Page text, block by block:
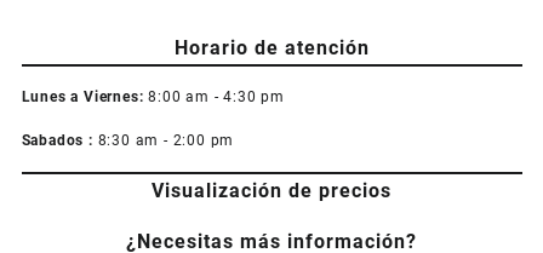
Horario de atención
Lunes a Viernes: 8:00 am - 4:30 pm
Sabados : 8:30 am - 2:00 pm
Visualización de precios
¿Necesitas más información?